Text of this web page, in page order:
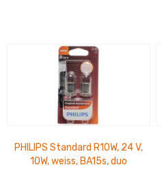
PHILIPS Standard R10W, 24 V,
10W, weiss, BA15s, duo